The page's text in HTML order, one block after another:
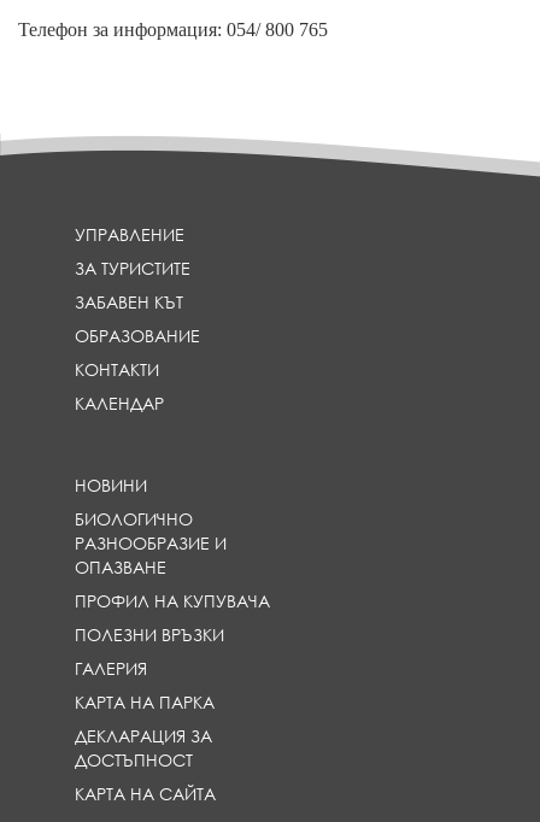
Телефон за информация: 054/ 800 765
УПРАВЛЕНИЕ
ЗА ТУРИСТИТЕ
ЗАБАВЕН КЪТ
ОБРАЗОВАНИЕ
КОНТАКТИ
КАЛЕНДАР
НОВИНИ
БИОЛОГИЧНО
РАЗНООБРАЗИЕ И
ОПАЗВАНЕ
ПРОФИЛ НА КУПУВАЧА
ПОЛЕЗНИ ВРЪЗКИ
ГАЛЕРИЯ
КАРТА НА ПАРКА
ДЕКЛАРАЦИЯ ЗА
ДОСТЪПНОСТ
КАРТА НА САЙТА